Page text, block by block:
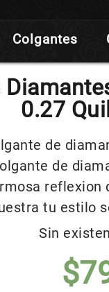
Colgantes
0.27
de
de
reflexion
tu estilo
$
Sin